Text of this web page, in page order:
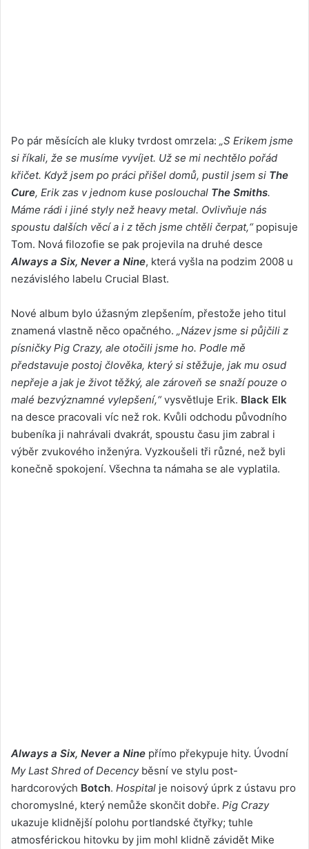
Po pár měsících ale kluky tvrdost omrzela: „S Erikem jsme
si říkali, že se musíme vyvíjet. Už se mi nechtělo pořád
křičet. Když jsem po práci přišel domů, pustil jsem si The
Cure, Erik zas v jednom kuse poslouchal The Smiths.
Máme rádi i jiné styly než heavy metal. Ovlivňuje nás
spoustu dalších věcí a i z těch jsme chtěli čerpat,“popisuje
Tom. Nová filozofie se pak projevila na druhé desce
Always a Six, Never a Nine, která vyšla na podzim 2008 u
nezávislého labelu Crucial Blast.
Nové album bylo úžasným zlepšením, přestože jeho titul
znamená vlastně něco opačného. „Název jsme si půjčili z
písničky Pig Crazy, ale otočili jsme ho. Podle mě
představuje postoj člověka, který si stěžuje, jak mu osud
nepřeje a jak je život těžký, ale zároveň se snaží pouze o
malé bezvýznamné vylepšení,“vysvětluje Erik. Black Elk
na desce pracovali víc než rok. Kvůli odchodu původního
bubeníka ji nahrávali dvakrát, spoustu času jim zabral i
výběr zvukového inženýra. Vyzkoušeli tři různé, než byli
konečně spokojení. Všechna ta námaha se ale vyplatila.
Always a Six, Never a Nine přímo překypuje hity. Úvodní
My Last Shred of Decencyběsní ve stylu post-
hardcorových Botch. Hospital je noisový úprk z ústavu pro
choromyslné, který nemůže skončit dobře. Pig Crazy
ukazuje klidnější polohu portlandské čtyřky; tuhle
atmosférickou hitovku by jim mohl klidně závidět Mike